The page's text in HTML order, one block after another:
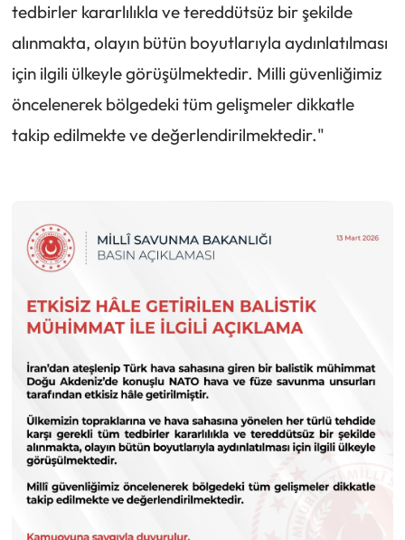
tedbirler kararlılıkla ve tereddütsüz bir şekilde
alınmakta, olayın bütün boyutlarıyla aydınlatılması
için ilgili ülkeyle görüşülmektedir. Milli güvenliğimiz
öncelenerek bölgedeki tüm gelişmeler dikkatle
takip edilmekte ve değerlendirilmektedir."